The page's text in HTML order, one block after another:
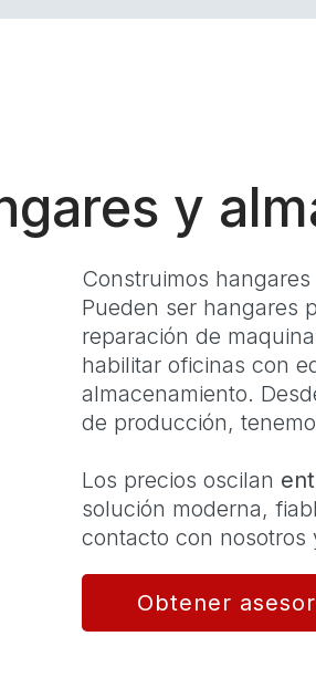
y
Construimos
Pueden ser hangares
reparación de
habilitar oficinas con
almacenamiento.
de producción,
Los precios oscilan
solución moderna,
contacto con nosotros
Obtener